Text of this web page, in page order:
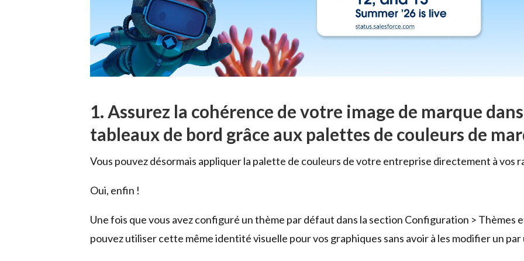
1. Assurez la cohérence de votre image de marque
tableaux de bord grâce aux palettes de couleurs de
Vous pouvez désormais appliquer la palette de couleurs de votre entreprise directement à vos
Oui, enfin !
Une fois que vous avez configuré un thème par défaut dans la section Configuration > Thèmes
pouvez utiliser cette même identité visuelle pour vos graphiques sans avoir à les modifier un par